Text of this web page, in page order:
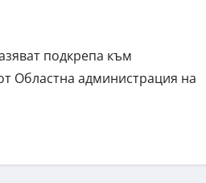
подкрепа към
Областна администрация на